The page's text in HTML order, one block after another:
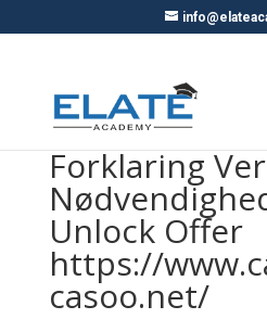
Forklaring
Unlock Offer
https://
casoo.net/